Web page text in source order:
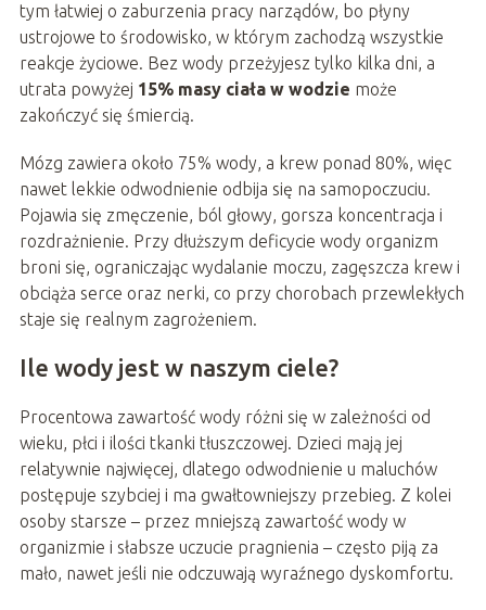
tym łatwiej o zaburzenia pracy narządów, bo płyny
ustrojowe to środowisko, w którym zachodzą wszystkie
reakcje życiowe. Bez wody przeżyjesz tylko kilka dni, a
utrata powyżej 15% masy ciała w wodzie może
zakończyć się śmiercią.
Mózg zawiera około 75% wody, a krew ponad 80%, więc
nawet lekkie odwodnienie odbija się na samopoczuciu.
Pojawia się zmęczenie, ból głowy, gorsza koncentracja i
rozdrażnienie. Przy dłuższym deficycie wody organizm
broni się, ograniczając wydalanie moczu, zagęszcza krew i
obciąża serce oraz nerki, co przy chorobach przewlekłych
staje się realnym zagrożeniem.
Ile wody jest w naszym ciele?
Procentowa zawartość wody różni się w zależności od
wieku, płci i ilości tkanki tłuszczowej. Dzieci mają jej
relatywnie najwięcej, dlatego odwodnienie u maluchów
postępuje szybciej i ma gwałtowniejszy przebieg. Z kolei
osoby starsze – przez mniejszą zawartość wody w
organizmie i słabsze uczucie pragnienia – często piją za
mało, nawet jeśli nie odczuwają wyraźnego dyskomfortu.